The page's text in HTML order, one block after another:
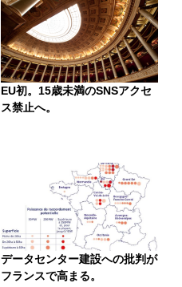
EU初。15歳未満のSNSアクセ
ス禁止へ。
データセンター建設への批判が
フランスで高まる。